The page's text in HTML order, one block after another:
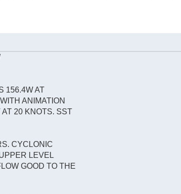
156.4W AT
ANIMATION
20 KNOTS. SST
CYCLONIC
LEVEL
GOOD TO THE